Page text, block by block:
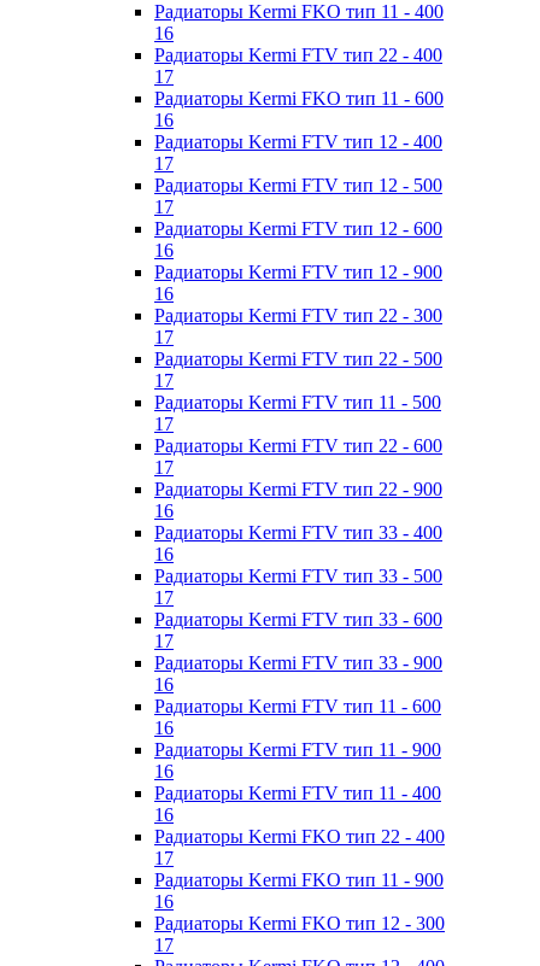
Радиаторы Kermi FKO тип 11 - 400
16
Радиаторы Kermi FTV тип 22 - 400
17
Радиаторы Kermi FKO тип 11 - 600
16
Радиаторы Kermi FTV тип 12 - 400
17
Радиаторы Kermi FTV тип 12 - 500
17
Радиаторы Kermi FTV тип 12 - 600
16
Радиаторы Kermi FTV тип 12 - 900
16
Радиаторы Kermi FTV тип 22 - 300
17
Радиаторы Kermi FTV тип 22 - 500
17
Радиаторы Kermi FTV тип 11 - 500
17
Радиаторы Kermi FTV тип 22 - 600
17
Радиаторы Kermi FTV тип 22 - 900
16
Радиаторы Kermi FTV тип 33 - 400
16
Радиаторы Kermi FTV тип 33 - 500
17
Радиаторы Kermi FTV тип 33 - 600
17
Радиаторы Kermi FTV тип 33 - 900
16
Радиаторы Kermi FTV тип 11 - 600
16
Радиаторы Kermi FTV тип 11 - 900
16
Радиаторы Kermi FTV тип 11 - 400
16
Радиаторы Kermi FKO тип 22 - 400
17
Радиаторы Kermi FKO тип 11 - 900
16
Радиаторы Kermi FKO тип 12 - 300
17